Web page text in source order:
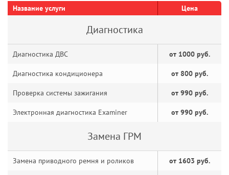
Название услуги Цена
Диагностика
Диагностика ДВС от 1000 руб.
Диагностика кондиционера от 800 руб.
Проверка системы зажигания от 990 руб.
Электронная диагностика Examiner от 990 руб.
Замена ГРМ
Замена приводного ремня и роликов от 1603 руб.